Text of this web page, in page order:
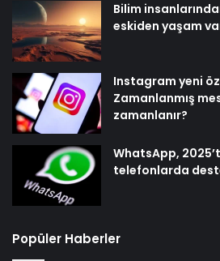
Bilim
eskiden yaşam
Instagram yeni
Zamanlanmış
zamanlanır?
WhatsApp,
telefonlarda
Popüler Haberler